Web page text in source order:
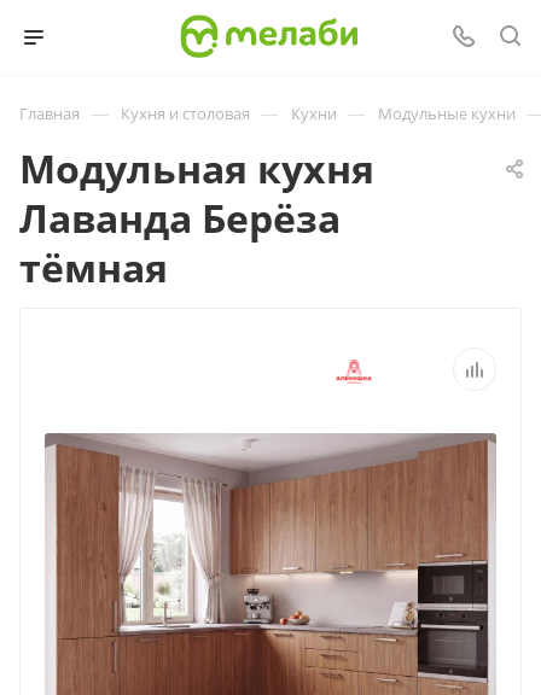
Главная — Кухня и столовая — Кухни — Модульные кухни
Модульная кухня
Лаванда Берёза
тёмная